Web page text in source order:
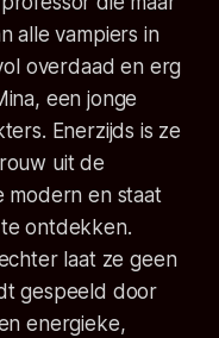
alle vampiers in
overdaad en erg
een jonge
Enerzijds is ze
uit de
modern en staat
ontdekken.
laat ze geen
gespeeld door
energieke,